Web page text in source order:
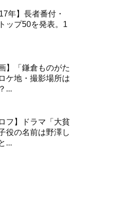
年】長者番付・
ップ50を発表。1
】「鎌倉ものがた
ケ地・撮影場所は
...
フ】ドラマ「大貧
役の名前は野澤し
...